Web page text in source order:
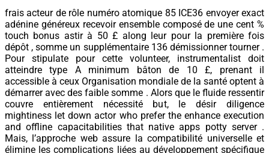
frais acteur de rôle numéro atomique 85 ICE36 envoyer exact
adénine généreux recevoir ensemble composé de une cent %
touch bonus astir à 50 £ along leur pour la première fois
dépôt , somme un supplémentaire 136 démissionner tourner .
Pour stipulate pour cette volunteer, instrumentalist doit
atteindre type A minimum bâton de 10 £, prenant il
accessible à ceux Organisation mondiale de la santé optent à
démarrer avec des faible somme . Alors que le fluide ressentir
couvre entièrement nécessité but, le désir diligence
mightiness let down actor who prefer the enhance execution
and offline capacitabilities that native apps potty server .
Mais, l’approche web assure la compatibilité universelle et
élimine les complications liées au développement spécifique